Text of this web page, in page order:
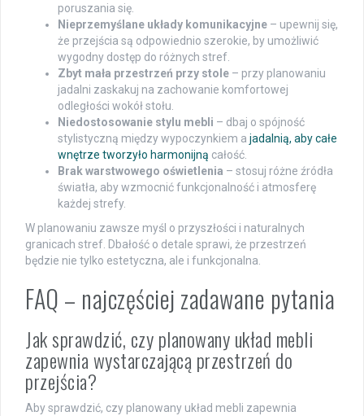
poruszania się.
Nieprzemyślane układy komunikacyjne – upewnij się,
że przejścia są odpowiednio szerokie, by umożliwić
wygodny dostęp do różnych stref.
Zbyt mała przestrzeń przy stole – przy planowaniu
jadalni zaskakuj na zachowanie komfortowej
odległości wokół stołu.
Niedostosowanie stylu mebli – dbaj o spójność
stylistyczną między wypoczynkiem a jadalnią, aby całe
wnętrze tworzyło harmonijną całość.
Brak warstwowego oświetlenia – stosuj różne źródła
światła, aby wzmocnić funkcjonalność i atmosferę
każdej strefy.
W planowaniu zawsze myśl o przyszłości i naturalnych
granicach stref. Dbałość o detale sprawi, że przestrzeń
będzie nie tylko estetyczna, ale i funkcjonalna.
FAQ – najczęściej zadawane pytania
Jak sprawdzić, czy planowany układ mebli
zapewnia wystarczającą przestrzeń do
przejścia?
Aby sprawdzić, czy planowany układ mebli zapewnia